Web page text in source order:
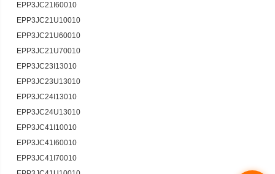
EPP3JC21I60010
EPP3JC21U10010
EPP3JC21U60010
EPP3JC21U70010
EPP3JC23I13010
EPP3JC23U13010
EPP3JC24I13010
EPP3JC24U13010
EPP3JC41I10010
EPP3JC41I60010
EPP3JC41I70010